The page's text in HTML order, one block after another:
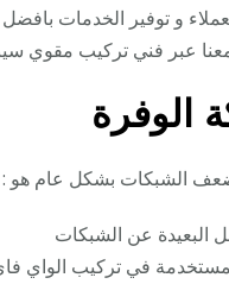
و توفير الخدمات بافضل
معنا عبر فني تركيب مقوي
الوفرة
الشبكات بشكل عام هو :
البعيدة عن الشبكات
في تركيب الواي